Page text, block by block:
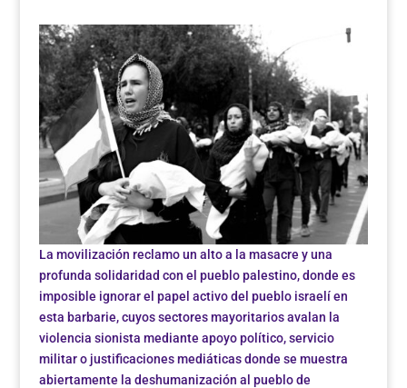
La movilización reclamo un alto a la masacre y una
profunda solidaridad con el pueblo palestino, donde es
imposible ignorar el papel activo del pueblo israelí en
esta barbarie, cuyos sectores mayoritarios avalan la
violencia sionista mediante apoyo político, servicio
militar o justificaciones mediáticas donde se muestra
abiertamente la deshumanización al pueblo de